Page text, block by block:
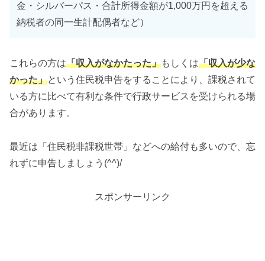
金・シルバーパス・合計所得金額が1,000万円を超える
納税者の同一生計配偶者など）
これらの方は「収入がなかたった」もしくは「収入が少な
かった」という住民税申告をすることにより、課税されて
いる方に比べて有利な条件で行政サービスを受けられる場
合があります。
最近は「住民税非課税世帯」などへの給付も多いので、忘
れずに申告しましょう(^^)/
スポンサーリンク